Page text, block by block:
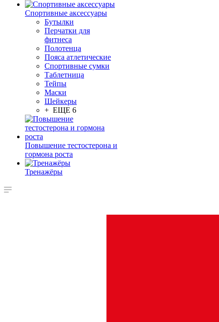
Спортивные аксессуары
Бутылки
Перчатки для
фитнеса
Полотенца
Пояса атлетические
Спортивные сумки
Таблетница
Тейпы
Маски
Шейкеры
+ ЕЩЕ 6
Повышение тестостерона и
гормона роста
Тренажёры